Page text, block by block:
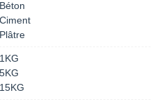
Béton
Ciment
Plâtre
1KG
5KG
15KG